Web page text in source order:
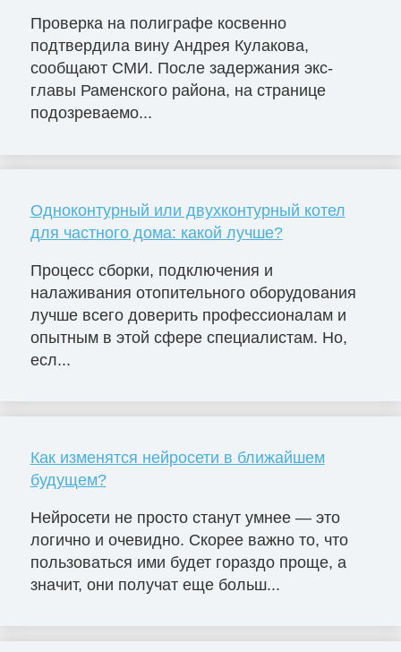
Проверка на полиграфе косвенно
подтвердила вину Андрея Кулакова,
сообщают СМИ. После задержания экс-
главы Раменского района, на странице
подозреваемо...
Одноконтурный или двухконтурный котел
для частного дома: какой лучше?
Процесс сборки, подключения и
налаживания отопительного оборудования
лучше всего доверить профессионалам и
опытным в этой сфере специалистам. Но,
есл...
Как изменятся нейросети в ближайшем
будущем?
Нейросети не просто станут умнее — это
логично и очевидно. Скорее важно то, что
пользоваться ими будет гораздо проще, а
значит, они получат еще больш...